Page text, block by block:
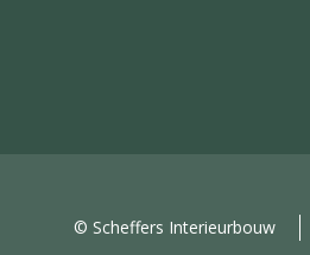
© Scheffers Interieurbouw